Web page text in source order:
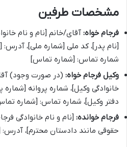
مشخصات طرفین
فرجام خواه: آقای/خانم [نام و نام
[نام پدر]، کد ملی [شماره ملی]،
شماره تماس: [شماره تماس]
وکیل فرجام خواه: (در صورت وجود)
خانوادگی وکیل]، شماره پروانه
دفتر وکیل]، شماره تماس: [شماره
فرجام خوانده: [نام و نام خانوادگی
حقوقی مانند دادستان محترم]، آدرس: